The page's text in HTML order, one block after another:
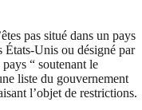
pas situé dans un pays
États-Unis ou désigné par
“ soutenant le
liste du gouvernement
l’objet de restrictions.